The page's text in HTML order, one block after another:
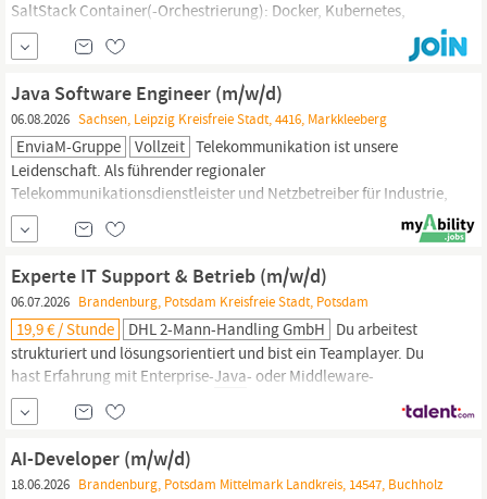
SaltStack Container(-Orchestrierung): Docker, Kubernetes,
OpenShift, Rancher Monitoring/Observability: Prometheus,
Nagios, ELK-Stack, Grafana Entwicklung:
, Python, Go,
Golang Was Du sonst noch mitbringen solltest:
Sicherheitsbewusst: Für dich steht...
Java Software Engineer (m/w/d)
06.08.2026 Sachsen, Leipzig Kreisfreie Stadt, 4416, Markkleeberg
EnviaM-Gruppe Vollzeit Telekommunikation ist unsere
Leidenschaft. Als führender regionaler
Telekommunikationsdienstleister und Netzbetreiber für Industrie,
Gewerbe und Carrier in Mitteldeutschland treiben wir mit
Highspeed den Breitbandausbau in Sachsen, Sachsen-Anhalt und
voran. Das erwartet Dich: Im Rahmen Deiner
Funktion übernimmst du Verantwortung
Experte IT Support & Betrieb (m/w/d)
06.07.2026 Brandenburg, Potsdam Kreisfreie Stadt, Potsdam
19,9 € / Stunde DHL 2-Mann-Handling GmbH Du arbeitest
strukturiert und lösungsorientiert und bist ein Teamplayer. Du
hast Erfahrung mit Enterprise-Java- oder Middleware-
Plattformen Von Vorteil: Du hast Erfahrung mit Azure Cloud oder
Kubernetes. Du verfügst über Kenntnisse in Infrastructure as
Code, z. B. Terraform oder Ansible. Du hast Erfahrung mit
Monitoring & Observability, z. B.
AI-Developer (m/w/d)
18.06.2026 Brandenburg, Potsdam Mittelmark Landkreis, 14547, Buchholz